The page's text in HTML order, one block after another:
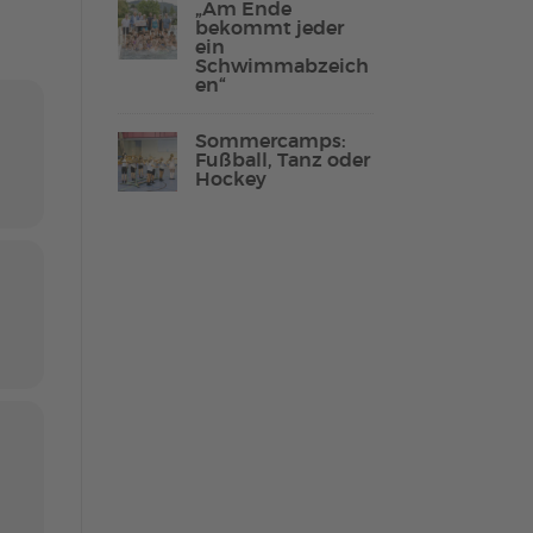
Lebenshilfe Sport
Reha-Sport
„Am Ende
bekommt jeder
ein
Schwimmabzeich
en“
Sommercamps:
Fußball, Tanz oder
Hockey